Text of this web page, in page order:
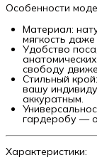
Особенности
Материал:
мягкость
Удобство
свободу
Стильный
вашу
аккуратным.
гардеробу —
Характеристики: